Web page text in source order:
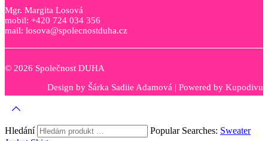
Mgr. Margita Losová
mobil: +420 724 034 356
mail: losova@spolecnostduha.cz
© 2026 Společnost DUHA
Design by Šárka Sadiie Adamová | Powered by Kupodivu
Hledání Popular Searches: Sweater